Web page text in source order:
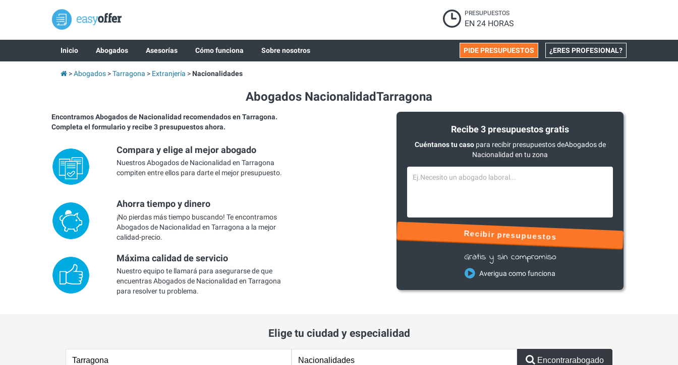
PRESUPUESTOS
EN 24 HORAS
Inicio Abogados Asesorías Cómo funciona Sobre nosotros ¿ERES PROFESIONAL?
PIDE PRESUPUESTOS
Abogados Tarragona Extranjería Nacionalidades
Abogados NacionalidadTarragona
Encontramos Abogados de Nacionalidad recomendados en Tarragona.
Completa el formulario y recibe 3 presupuestos ahora.
Compara y elige al mejor abogado
Nuestros Abogados de Nacionalidad en Tarragona
compiten entre ellos para darte el mejor presupuesto.
Ahorra tiempo y dinero
¡No pierdas más tiempo buscando! Te encontramos
Abogados de Nacionalidad en Tarragona a la mejor
calidad-precio.
Máxima calidad de servicio
Nuestro equipo te llamará para asegurarse de que
encuentras Abogados de Nacionalidad en Tarragona
para resolver tu problema.
Recibe 3 presupuestos gratis
Cuéntanos tu casopara recibir presupuestos deAbogados de
Nacionalidad en tu zona
Recibir presupuestos
Gratis y sin compromiso
Averigua como funciona
Elige tu ciudad y especialidad
Encontrarabogado